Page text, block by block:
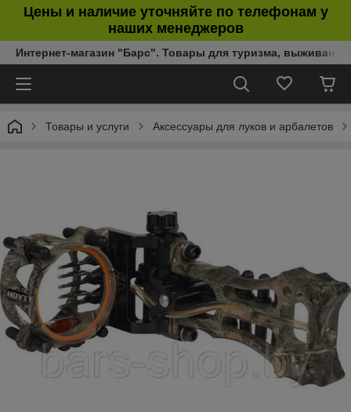
Цены и наличие уточняйте по телефонам у
наших менеджеров
Интернет-магазин "Барс". Товары для туризма,
Товары и услуги Аксессуары для луков и арбалетов